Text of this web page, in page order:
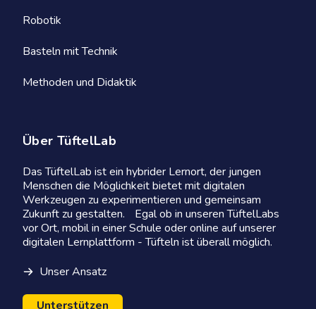
Robotik
Basteln mit Technik
Methoden und Didaktik
Über TüftelLab
Das TüftelLab ist ein hybrider Lernort, der jungen
Menschen die Möglichkeit bietet mit digitalen
Werkzeugen zu experimentieren und gemeinsam
Zukunft zu gestalten. Egal ob in unseren TüftelLabs
vor Ort, mobil in einer Schule oder online auf unserer
digitalen Lernplattform - Tüfteln ist überall möglich.
Unser Ansatz
Unterstützen